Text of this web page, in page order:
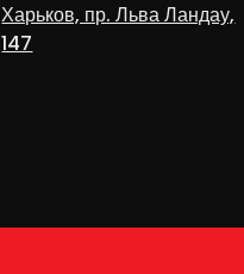
Харьков, пр. Льва Ландау,
147